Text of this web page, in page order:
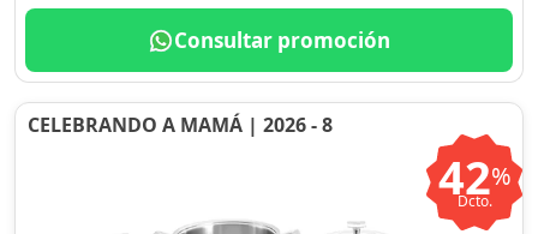
Consultar promoción
CELEBRANDO A MAMÁ | 2026 - 8
42%
Dcto.